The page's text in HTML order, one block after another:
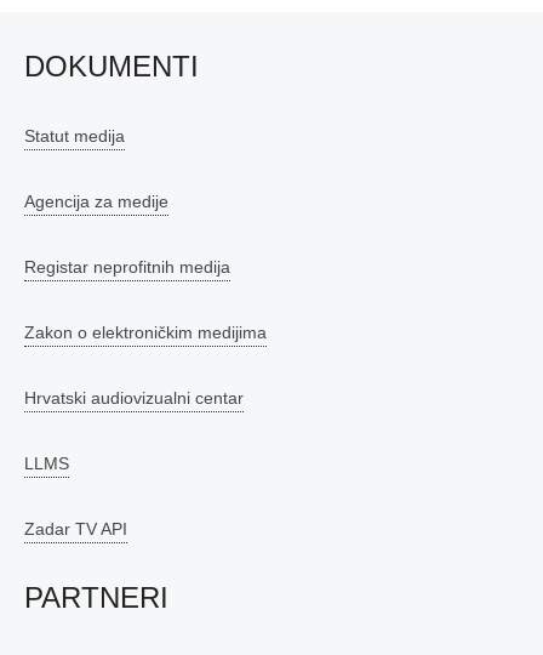
DOKUMENTI
Statut medija
Agencija za medije
Registar neprofitnih medija
Zakon o elektroničkim medijima
Hrvatski audiovizualni centar
LLMS
Zadar TV API
PARTNERI